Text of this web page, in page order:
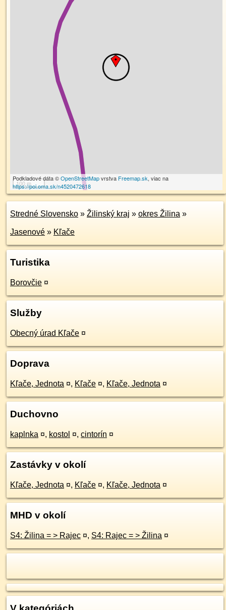
100 m
Podkladové dáta ©OpenStreetMapvrstva Freemap.sk, viac na
https://poi.oma.sk/n4520472618
Stredné Slovensko » Žilinský kraj » okres Žilina »
Jasenové » Kľače
Turistika
Borovčie ¤
Služby
Obecný úrad Kľače ¤
Doprava
Kľače, Jednota ¤, Kľače ¤, Kľače, Jednota ¤
Duchovno
kaplnka ¤, kostol ¤, cintorín ¤
Zastávky v okolí
Kľače, Jednota ¤, Kľače ¤, Kľače, Jednota ¤
MHD v okolí
S4: Žilina = > Rajec ¤, S4: Rajec = > Žilina ¤